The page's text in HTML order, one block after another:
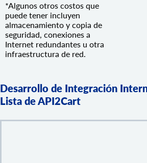
*Algunos otros costos que
puede tener incluyen
almacenamiento y copia de
seguridad, conexiones a
Internet redundantes u otra
infraestructura de red.
Desarrollo de Integración
Lista de API2Cart